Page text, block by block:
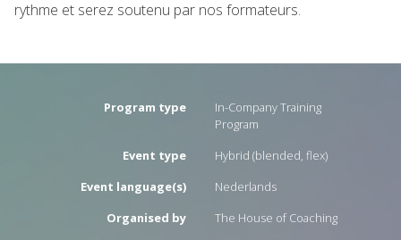
rythme et serez soutenu par nos formateurs.
Program type
In-Company Training
Program
Event type
Hybrid (blended, flex)
Event language(s)
Nederlands
Organised by
The House of Coaching